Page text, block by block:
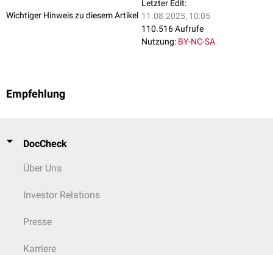
Wichtiger Hinweis zu diesem Artikel
Letzter Edit:
11.08.2025, 10:05
110.516 Aufrufe
Nutzung: BY-NC-SA
Empfehlung
DocCheck
Über Uns
Investor Relations
Presse
Karriere